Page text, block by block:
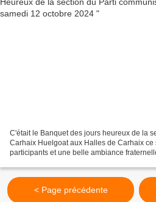
C'était le Banquet des jours heureux de la
Carhaix Huelgoat aux Halles de Carhaix ce
participants et une belle ambiance
< Page précédente